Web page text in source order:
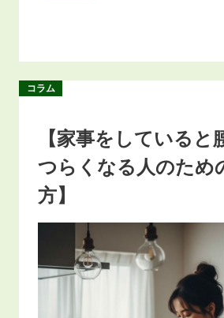
コラム
【家事をしていると
つらくなる人のため
方】